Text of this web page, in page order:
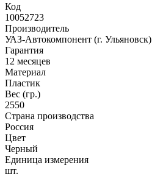
Код
10052723
Производитель
УАЗ-Автокомпонент (г. Ульяновск)
Гарантия
12 месяцев
Материал
Пластик
Вес (гр.)
2550
Страна производства
Россия
Цвет
Черный
Единица измерения
шт.